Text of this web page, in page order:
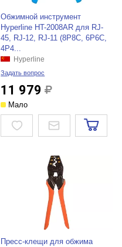
Обжимной инструмент
Hyperline HT-2008AR для RJ-
45, RJ-12, RJ-11 (8P8C, 6P6C,
4P4...
Hyperline
Задать вопрос
11 979
Мало
Пресс-клещи для обжима